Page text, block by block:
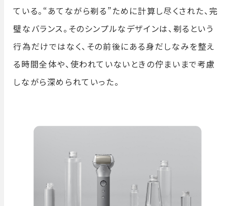
ている。“あてながら剃る”ために計算し尽くされた、完
璧なバランス。そのシンプルなデザインは、剃るという
行為だけではなく、その前後にある身だしなみを整え
る時間全体や、使われていないときの佇まいまで考慮
しながら深められていった。